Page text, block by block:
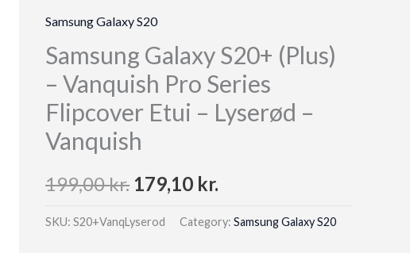
Samsung Galaxy S20
Samsung Galaxy S20+ (Plus)
– Vanquish Pro Series
Flipcover Etui – Lyserød –
Vanquish
199,00kr. Original
price
179,10 kr.
price
SKU:S20+VanqLyserod Category:Samsung Galaxy S20